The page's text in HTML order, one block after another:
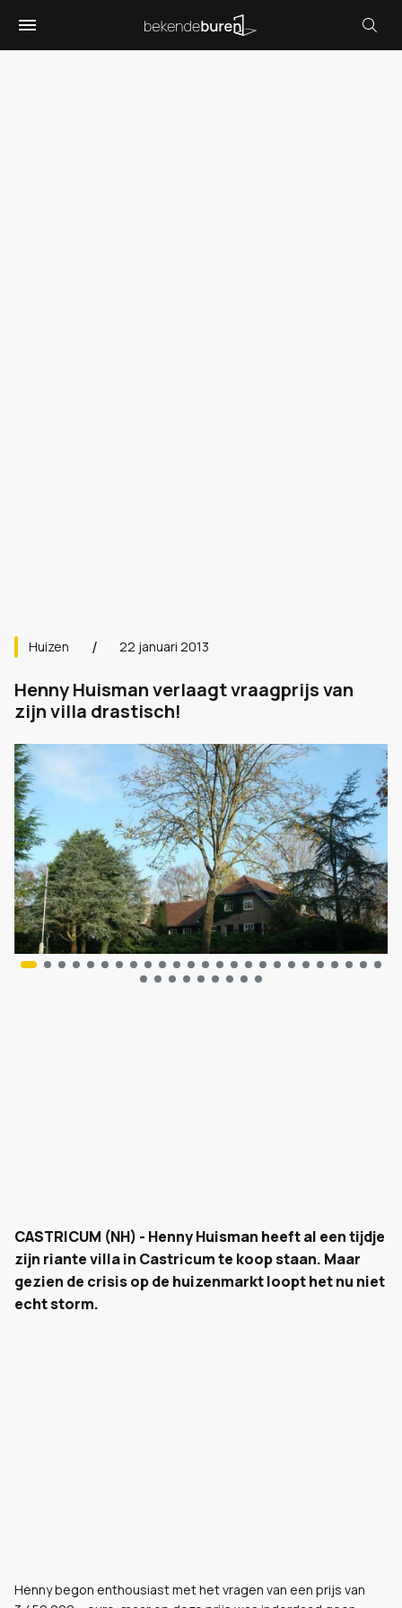
Huizen 22 januari 2013
Henny Huisman verlaagt vraagprijs van
zijn villa drastisch!
CASTRICUM (NH) - Henny Huisman heeft al een tijdje
zijn riante villa in Castricum te koop staan. Maar
gezien de crisis op de huizenmarkt loopt het nu niet
echt storm.
Henny begon enthousiast met het vragen van een prijs van